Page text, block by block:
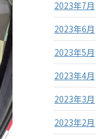
2023年7月
2023年6月
2023年5月
2023年4月
2023年3月
2023年2月